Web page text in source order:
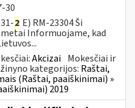
30
2 E) RM-23304 Ši
Informuojame, kad
Akcizai Mokesčiai ir
kategorijos: Raštai,
(Raštai, paaiškinimai) »
2019